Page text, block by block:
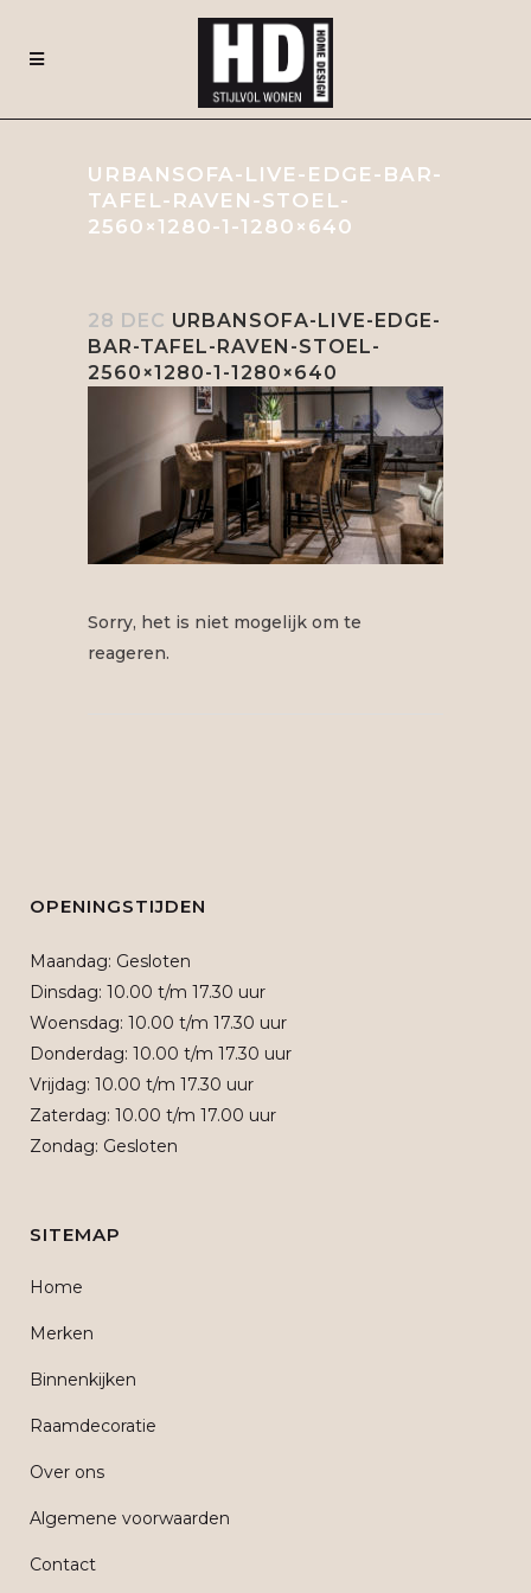
URBANSOFA-LIVE-EDGE-BAR-
TAFEL-RAVEN-STOEL-
2560×1280-1-1280×640
28 DEC URBANSOFA-LIVE-EDGE-
BAR-TAFEL-RAVEN-STOEL-
2560×1280-1-1280×640
Sorry, het is niet mogelijk om te
reageren.
OPENINGSTIJDEN
Maandag: Gesloten
Dinsdag: 10.00 t/m 17.30 uur
Woensdag: 10.00 t/m 17.30 uur
Donderdag: 10.00 t/m 17.30 uur
Vrijdag: 10.00 t/m 17.30 uur
Zaterdag: 10.00 t/m 17.00 uur
Zondag: Gesloten
SITEMAP
Home
Merken
Binnenkijken
Raamdecoratie
Over ons
Algemene voorwaarden
Contact